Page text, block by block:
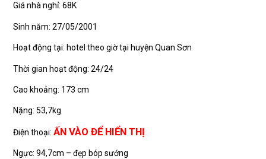
Giá nhà nghỉ: 68K
Sinh năm: 27/05/2001
Hoạt động tại: hotel theo giờ tại huyện Quan Sơn
Thời gian hoạt động: 24/24
Cao khoảng: 173 cm
Nặng: 53,7kg
Điện thoại:ẤN VÀO ĐỂ HIỂN THỊ
Ngực: 94,7cm – đẹp bóp sướng